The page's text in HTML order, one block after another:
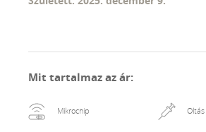
Mit tartalmaz az ár:
Mikrochip Oltás